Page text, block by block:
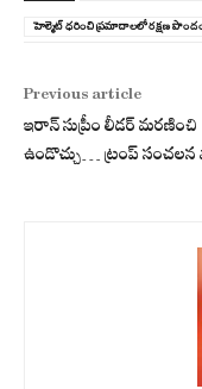
హెల్మెట్ ధరించి ప్రమాదాలలో రక్షణ
Previous article
ఇరాన్ సుప్రీం లీడ‌ర్ మ‌ర‌ణించి
ఉండొచ్చు… ట్రంప్ సంచ‌ల‌న